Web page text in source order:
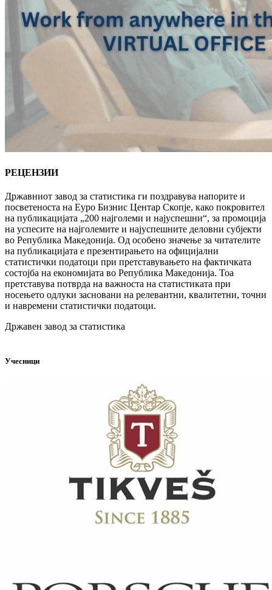
РЕЦЕНЗИИ
Државниот завод за статистика ги поздравува напорите и
посветеноста на Еуро Бизнис Центар Скопје, како покровител
на публикацијата „200 најголеми и најуспешни“, за промоција
на успесите на најголемите и најуспешните деловни субјекти
во Република Македонија. Од особено значење за читателите
на публикацијата е презентирањето на официјални
статистички податоци при претставувањето на фактичката
состојба на економијата во Република Македонија. Тоа
претставува потврда на важноста на статистиката при
носењето одлуки засновани на релевантни, квалитетни, точни
и навремени статистички податоци.
Државен завод за статистика
Учесници